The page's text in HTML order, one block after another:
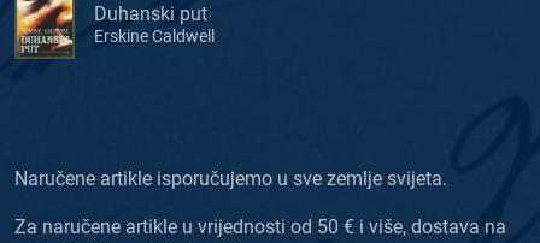
Duhanski put
Erskine Caldwell
Naručene artikle isporučujemo u sve zemlje svijeta.
Za naručene artikle u vrijednosti od 50 € i više, dostava na